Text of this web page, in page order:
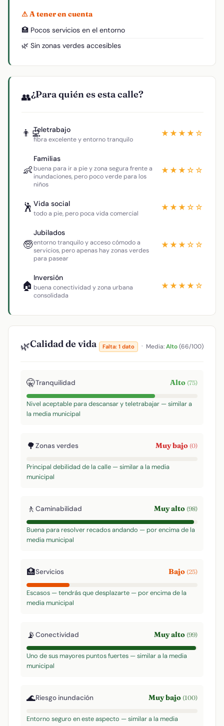
⚠ A tener en cuenta
🏥 Pocos servicios en el entorno
🌿 Sin zonas verdes accesibles
👥¿Para quién es esta calle?
👨‍💻Teletrabajo
fibra excelente y entorno tranquilo
★★★★☆
👶
Familias
buena para ir a pie y zona segura frente a
inundaciones, pero poco verde para los
niños
★★★☆☆
🕺 Vida social
todo a pie, pero poca vida comercial
★★★☆☆
🧓
Jubilados
entorno tranquilo y acceso cómodo a
servicios, pero apenas hay zonas verdes
para pasear
★★★☆☆
🏠
Inversión
buena conectividad y zona urbana
consolidada
★★★★☆
🌿Calidad de vida Falta: 1 dato · Media:Alto(66/100)
🤫Tranquilidad Alto (75)
Nivel aceptable para descansar y teletrabajar — similar a
la media municipal
🌳Zonas verdes Muy bajo (0)
Principal debilidad de la calle — similar a la media
municipal
🚶 Caminabilidad Muy alto (98)
Buena para resolver recados andando — por encima de la
media municipal
🏥Servicios Bajo (25)
Escasos — tendrás que desplazarte — por encima de la
media municipal
📡Conectividad Muy alto (99)
Uno de sus mayores puntos fuertes — similar a la media
municipal
🌊Riesgo inundación Muy bajo (100)
Entorno seguro en este aspecto — similar a la media